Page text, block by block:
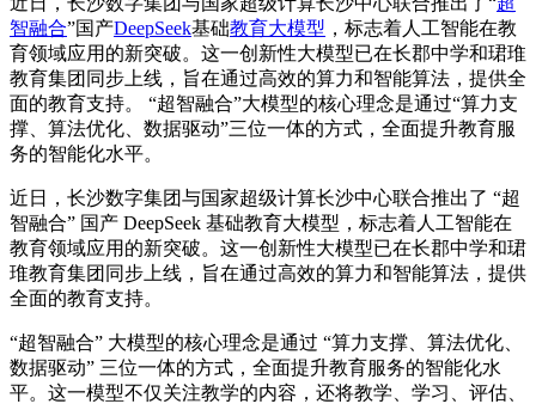
智融合”国产DeepSeek基础教育大模型 ，标志着人工智能在教
育领域应用的新突破。这一创新性大模型已在长郡中学和珺琟
教育集团同步上线，旨在通过高效的算力和智能算法，提供全
面的教育支持。 “超智融合”大模型的核心理念是通过“算力支
撑、算法优化、数据驱动”三位一体的方式，全面提升教育服
务的智能化水平。
近日，长沙数字集团与国家超级计算长沙中心联合推出了 “超
智融合” 国产 DeepSeek 基础教育大模型，标志着人工智能在
教育领域应用的新突破。这一创新性大模型已在长郡中学和珺
琟教育集团同步上线，旨在通过高效的算力和智能算法，提供
全面的教育支持。
“超智融合” 大模型的核心理念是通过 “算力支撑、算法优化、
数据驱动” 三位一体的方式，全面提升教育服务的智能化水
平。这一模型不仅关注教学的内容，还将教学、学习、评估、